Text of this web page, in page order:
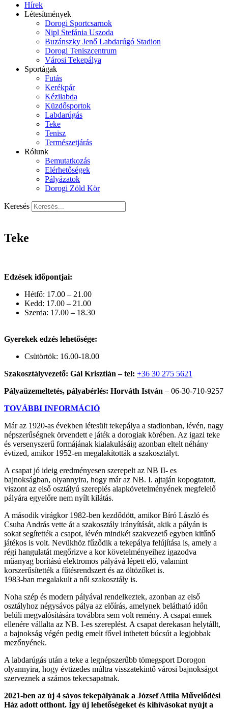
Hírek
Létesítmények
Dorogi Sportcsarnok
Nipl Stefánia Uszoda
Buzánszky Jenő Labdarúgó Stadion
Dorogi Teniszcentrum
Városi Tekepálya
Sportágak
Futás
Kerékpár
Kézilabda
Küzdősportok
Labdarúgás
Teke
Tenisz
Természetjárás
Rólunk
Bemutatkozás
Elérhetőségek
Pályázatok
Dorogi Zöld Kör
Keresés
Teke
Edzések időpontjai:
Hétfő: 17.00 – 21.00
Kedd: 17.00 – 21.00
Szerda: 17.00 – 18.30
Gyerekek edzés lehetősége:
Csütörtök: 16.00-18.00
Szakosztályvezető: Gál Krisztián – tel: +36 30 275 5621
Pályaüzemeltetés, pályabérlés: Horváth István – 06-30-710-9257
TOVÁBBI INFORMÁCIÓ
Már az 1920-as években létesült tekepálya a stadionban, lévén, nagy
népszerűségnek örvendett e játék a dorogiak körében. Az igazi teke
és versenyszerű formájának kialakulásáig azonban eltelt néhány
évtized, amikor 1952-en megalakították a szakosztályt.
A csapat jó ideig eredményesen szerepelt az NB II- es
bajnokságban, olyannyira, hogy már az NB. I. ajtaján kopogtatott,
viszont az első osztályú szereplés alapkövetelményének megfelelő
pályára egyelőre nem nyílt kilátás.
A második virágkor 1982-ben kezdődött, amikor Bíró László és
Csuha András vette át a szakosztály irányítását, akik a pályán is
sokat segítették a csapot, lévén mindkét szakvezető egyben kitűnő
játékos is volt. Nevükhöz fűződik a tekepálya felújítása is, amely a
régi hangulatát megőrizve a kor követelményeihez igazodva
műanyag borítású elektromos pályává lépett elő, valamint
korszerűsítették a fűtésrendszert és az öltözőket is.
1983-ban megalakult a női szakosztály is.
Noha szép és modern pályával rendelkeztek, azonban az első
osztályhoz négysávos pálya az előírás, amelynek belátható időn
belüli megvalósítására továbbra sem volt remény. A csapat ennek
ellenére vállalta az NB. I-es szereplést. A csapat derekasan helytállt,
a bajnokság végén pedig emelt fővel inthetett búcsút a legjobbak
mezőnyének.
A labdarúgás után a teke a legnépszerűbb tömegsport Dorogon
olyannyira, hogy évtizedes múltra visszatekintő városi bajnokságot
szerveznek a számos tekecsapatnak.
2021-ben az új 4 sávos tekepályának a József Attila Művelődési
Ház adott otthont. Így új lehetőségeket és kihívásokat nyújt a